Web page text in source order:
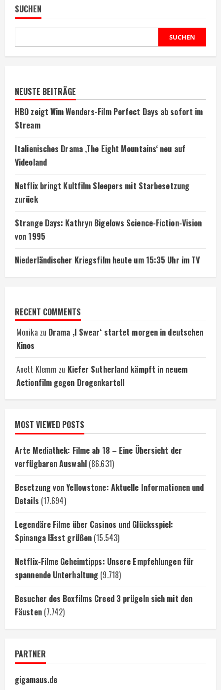
SUCHEN
SUCHEN
NEUSTE BEITRÄGE
HBO zeigt Wim Wenders-Film Perfect Days ab sofort im
Stream
Italienisches Drama ‚The Eight Mountains‘ neu auf
Videoland
Netflix bringt Kultfilm Sleepers mit Starbesetzung
zurück
Strange Days: Kathryn Bigelows Science-Fiction-Vision
von 1995
Niederländischer Kriegsfilm heute um 15:35 Uhr im TV
RECENT COMMENTS
Monika zu Drama ‚I Swear‘ startet morgen in deutschen
Kinos
Anett Klemm zu Kiefer Sutherland kämpft in neuem
Actionfilm gegen Drogenkartell
MOST VIEWED POSTS
Arte Mediathek: Filme ab 18 – Eine Übersicht der
verfügbaren Auswahl (86.631)
Besetzung von Yellowstone: Aktuelle Informationen und
Details (17.694)
Legendäre Filme über Casinos und Glücksspiel:
Spinanga lässt grüßen (15.543)
Netflix-Filme Geheimtipps: Unsere Empfehlungen für
spannende Unterhaltung (9.718)
Besucher des Boxfilms Creed 3 prügeln sich mit den
Fäusten (7.742)
PARTNER
gigamaus.de